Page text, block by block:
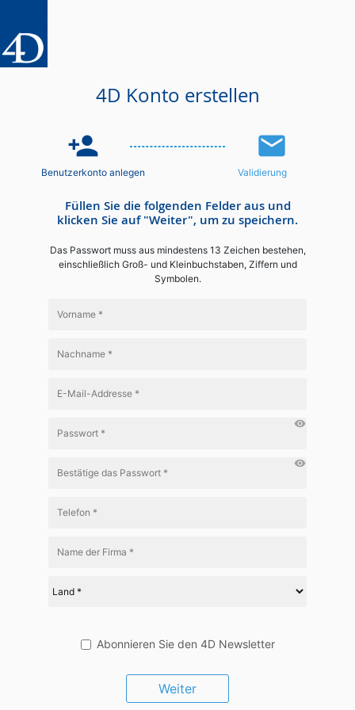
4D Konto erstellen
person_add email
Benutzerkonto anlegen Validierung
Füllen Sie die folgenden Felder aus und
klicken Sie auf "Weiter", um zu speichern.
Das Passwort muss aus mindestens 13 Zeichen bestehen,
einschließlich Groß- und Kleinbuchstaben, Ziffern und
Symbolen.
visibility
visibility
Abonnieren Sie den 4D Newsletter
Weiter